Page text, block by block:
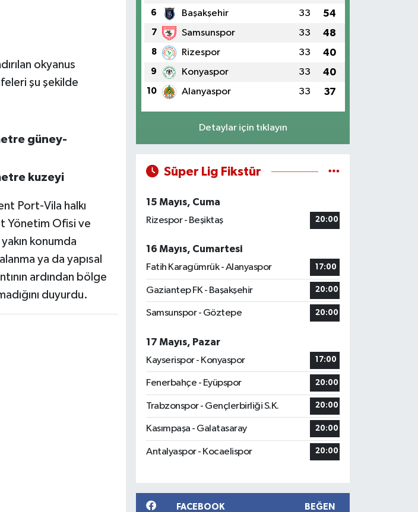
okyanus
şu şekilde
güney-
kuzeyi
Port-Vila halkı
Yönetim Ofisi ve
konumda
ya da yapısal
ardından bölge
duyurdu.
6 Başakşehir 33 54
7 Samsunspor 33 48
8 Rizespor 33 40
9 Konyaspor 33 40
10 Alanyaspor 33 37
Detaylar için tıklayın
Süper Lig Fikstür
15 Mayıs, Cuma
Rizespor - Beşiktaş
20:00
16 Mayıs, Cumartesi
Fatih Karagümrük - Alanyaspor
17:00
Gaziantep FK - Başakşehir 20:00
Samsunspor - Göztepe 20:00
17 Mayıs, Pazar
Kayserispor - Konyaspor
17:00
Fenerbahçe - Eyüpspor 20:00
Trabzonspor - Gençlerbirliği S.K. 20:00
Kasımpaşa - Galatasaray 20:00
Antalyaspor - Kocaelispor 20:00
FACEBOOK BEĞEN